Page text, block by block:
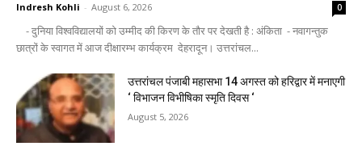
Indresh Kohli - August 6, 2026 0
- दुनिया विश्वविद्यालयों को उम्मीद की किरण के तौर पर देखती है : अंकिता - नवागन्तुक
छात्रों के स्वागत में आज दीक्षारम्भ कार्यक्रम देहरादून। उत्तरांचल...
उत्तरांचल पंजाबी महासभा 14 अगस्त को हरिद्वार में मनाएगी
‘ विभाजन विभीषिका स्मृति दिवस ‘
August 5, 2026